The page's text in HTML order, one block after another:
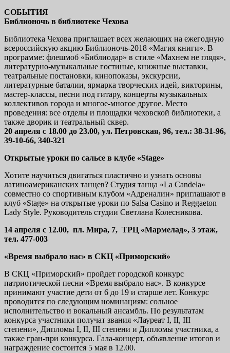
СОБЫТИЯ
Библионочь в библиотеке Чехова
Библиотека Чехова приглашает всех желающих на ежегодную
всероссийскую акцию Библионочь-2018 «Магия книги». В
программе: флешмоб «Библиодар» в стиле «Махнем не глядя»,
литературно-музыкальные гостиные, книжные выставки,
театральные постановки, кинопоказы, экскурсии,
литературные баталии, ярмарка творческих идей, викторины,
мастер-классы, песни под гитару, концерты музыкальных
коллективов города и многое-многое другое. Место
проведения: все отделы и площадки чеховской библиотеки, а
также дворик и театральный сквер.
20 апреля с 18.00 до 23.00, ул. Петровская, 96, тел.: 38-31-96,
39-10-66, 340-321
Открытые уроки по сальсе в клубе «Stage»
Хотите научиться двигаться пластично и узнать основы
латиноамериканских танцев? Студия танца «La Candela»
совместно со спортивным клубом «Адреналин» приглашают в
клуб «Stage» на открытые уроки по Salsa Casino и Reggaeton
Lady Style. Руководитель студии Светлана Колесникова.
14 апреля с 12.00, пл. Мира, 7, ТРЦ «Мармелад», 3 этаж,
тел. 477-003
«Время выбрало нас» в СКЦ «Приморский»
В СКЦ «Приморский» пройдет городской конкурс
патриотической песни «Время выбрало нас». В конкурсе
принимают участие дети от 6 до 19 и старше лет. Конкурс
проводится по следующим номинациям: сольное
исполнительство и вокальный ансамбль. По результатам
конкурса участники получат звания «Лауреат I, II, III
степени», Дипломы I, II, III степени и Дипломы участника, а
также гран-при конкурса. Гала-концерт, объявление итогов и
награждение состоится 5 мая в 12.00.